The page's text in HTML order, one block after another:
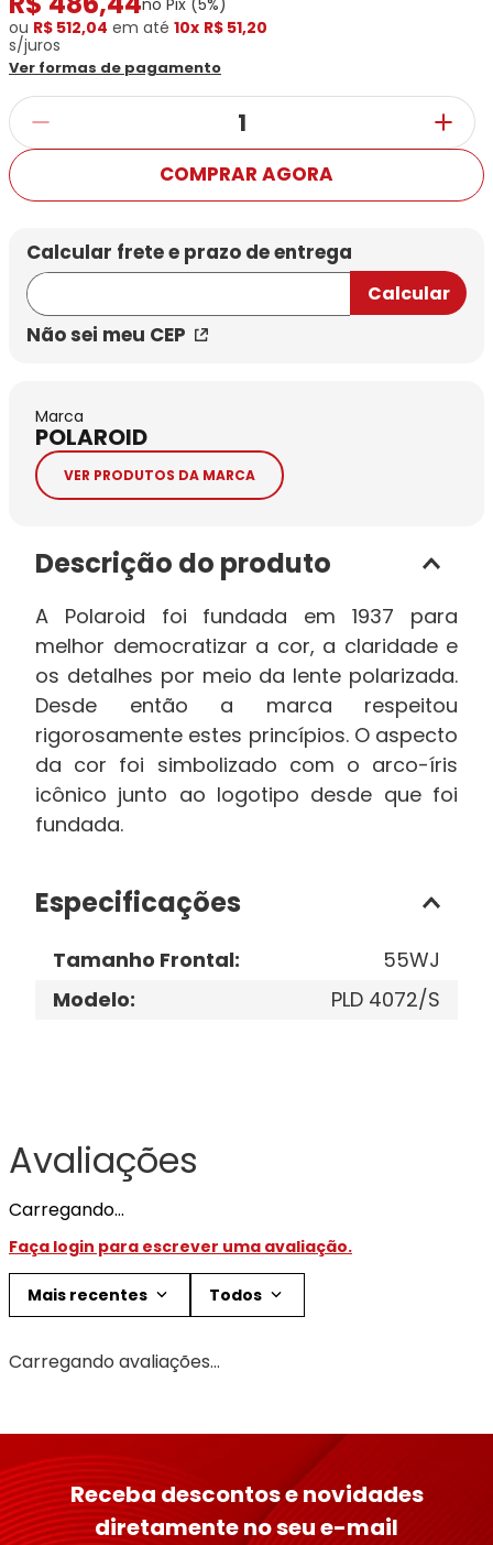
Ban
Todas
as
Marcas
Marcas
Exclusivas
DNZ
Exclusivas
Miu
Polaroid
Vogue
Todas
as
Marcas
DNZ
Ono
Totas
Bulget
Todas
as
Marcas
Marcas
Exclusivas
Ono
Exclusivas
Unissex
Marcas
Exclusivas
Dii
Collection
DNZ
ou R$ 512,04 em até 10x R$ 51,20
s/juros
Ver formas de pagamento
COMPRAR AGORA
Não sei meu CEP
Marca
POLAROID
VER PRODUTOS DA MARCA
Descrição do produto
A Polaroid foi fundada em 1937 para
melhor democratizar a cor, a claridade e
os detalhes por meio da lente polarizada.
Desde então a marca respeitou
rigorosamente estes princípios. O aspecto
da cor foi simbolizado com o arco-íris
icônico junto ao logotipo desde que foi
fundada.
Especificações
Tamanho Frontal:
55WJ
Modelo: PLD 4072/S
Avaliações
Carregando…
Faça login para escrever uma avaliação.
Mais recentes Todos
Carregando avaliações…
Receba descontos e novidades
diretamente no seu e-mail